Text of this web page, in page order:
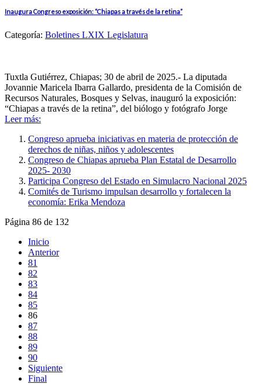
Inaugura Congreso exposición: “Chiapas a través de la retina”
Categoría: Boletines LXIX Legislatura
Tuxtla Gutiérrez, Chiapas; 30 de abril de 2025.- La diputada
Jovannie Maricela Ibarra Gallardo, presidenta de la Comisión de
Recursos Naturales, Bosques y Selvas, inauguró la exposición:
“Chiapas a través de la retina”, del biólogo y fotógrafo Jorge
Leer más:
Congreso aprueba iniciativas en materia de protección de
derechos de niñas, niños y adolescentes
Congreso de Chiapas aprueba Plan Estatal de Desarrollo
2025- 2030
Participa Congreso del Estado en Simulacro Nacional 2025
Comités de Turismo impulsan desarrollo y fortalecen la
economía: Erika Mendoza
Página 86 de 132
Inicio
Anterior
81
82
83
84
85
86
87
88
89
90
Siguiente
Final